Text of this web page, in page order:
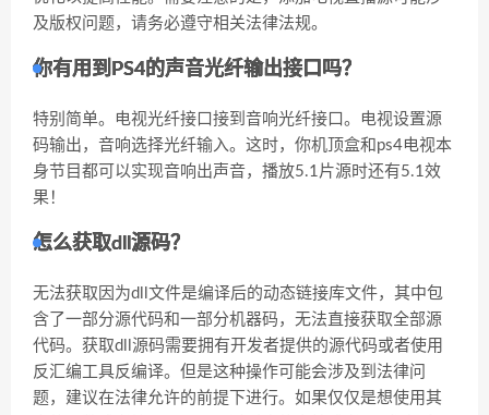
及版权问题，请务必遵守相关法律法规。
你有用到PS4的声音光纤输出接口吗？
特别简单。电视光纤接口接到音响光纤接口。电视设置源
码输出，音响选择光纤输入。这时，你机顶盒和ps4电视本
身节目都可以实现音响出声音，播放5.1片源时还有5.1效
果！
怎么获取dll源码？
无法获取因为dll文件是编译后的动态链接库文件，其中包
含了一部分源代码和一部分机器码，无法直接获取全部源
代码。获取dll源码需要拥有开发者提供的源代码或者使用
反汇编工具反编译。但是这种操作可能会涉及到法律问
题，建议在法律允许的前提下进行。如果仅仅是想使用其